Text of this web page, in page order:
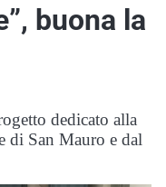
buona la
dedicato alla
di San Mauro e dal